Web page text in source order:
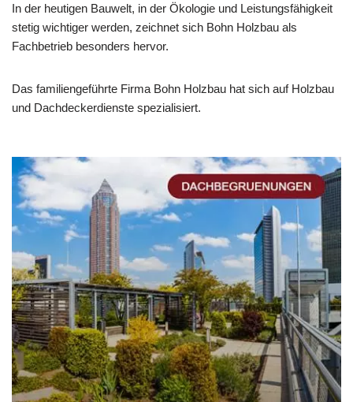
In der heutigen Bauwelt, in der Ökologie und Leistungsfähigkeit
stetig wichtiger werden, zeichnet sich Bohn Holzbau als
Fachbetrieb besonders hervor.
Das familiengeführte Firma Bohn Holzbau hat sich auf Holzbau
und Dachdeckerdienste spezialisiert.